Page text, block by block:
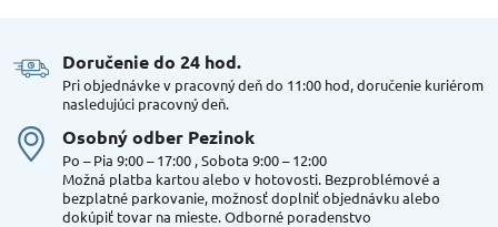
Doručenie do 24 hod​.
Pri objednávke v pracovný deň do 11:00 hod, doručenie kuriérom
nasledujúci pracovný deň.
Osobný odber Pezinok
Po – Pia 9:00 – 17:00 , Sobota 9:00 – 12:00
Možná platba kartou alebo v hotovosti. Bezproblémové a
bezplatné parkovanie, možnosť doplniť objednávku alebo
dokúpiť tovar na mieste. Odborné poradenstvo